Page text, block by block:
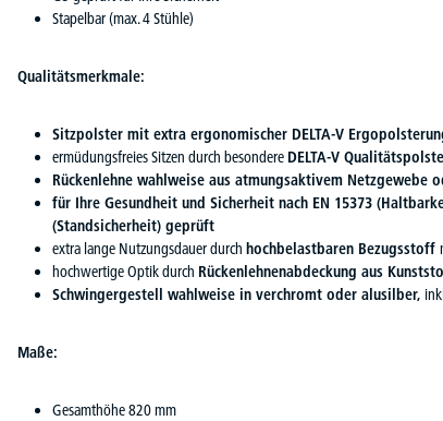
Stapelbar (max. 4 Stühle)
Qualitätsmerkmale:
Sitzpolster mit extra ergonomischer DELTA-V
ermüdungsfreies Sitzen durch besondere DELTA-V
Rückenlehne wahlweise aus atmungsaktivem Netzgewebe
für Ihre Gesundheit und Sicherheit nach EN 15373
(Standsicherheit) geprüft
extra lange Nutzungsdauer durch hochbelastbaren Bezugsstoff
hochwertige Optik durch Rückenlehnenabdeckung aus
Schwingergestell wahlweise in verchromt oder alusilber,
Maße:
Gesamthöhe 820 mm